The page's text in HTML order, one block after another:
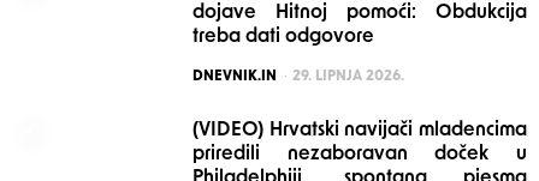
dojave Hitnoj pomoći: Obdukcija
treba dati odgovore
POSTED
DNEVNIK.IN 29. LIPNJA 2026.
(VIDEO) Hrvatski navijači mladencima
priredili nezaboravan doček u